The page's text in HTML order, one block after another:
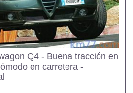
Q4 - Buena tracción en
en carretera -